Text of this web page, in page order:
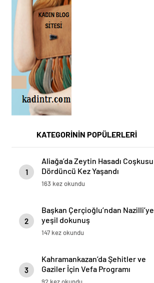
KATEGORİNİN POPÜLERLERİ
1
Aliağa’da Zeytin Hasadı Coşkusu
Dördüncü Kez Yaşandı
163 kez okundu
2
Başkan Çerçioğlu’ndan Nazilli’ye
yeşil dokunuş
147 kez okundu
3
Kahramankazan’da Şehitler ve
Gaziler İçin Vefa Programı